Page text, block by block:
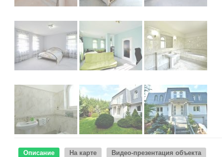
Описание На карте Видео-презентация объекта